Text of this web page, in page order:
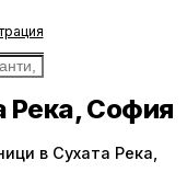
Река, София
в Сухата Река,